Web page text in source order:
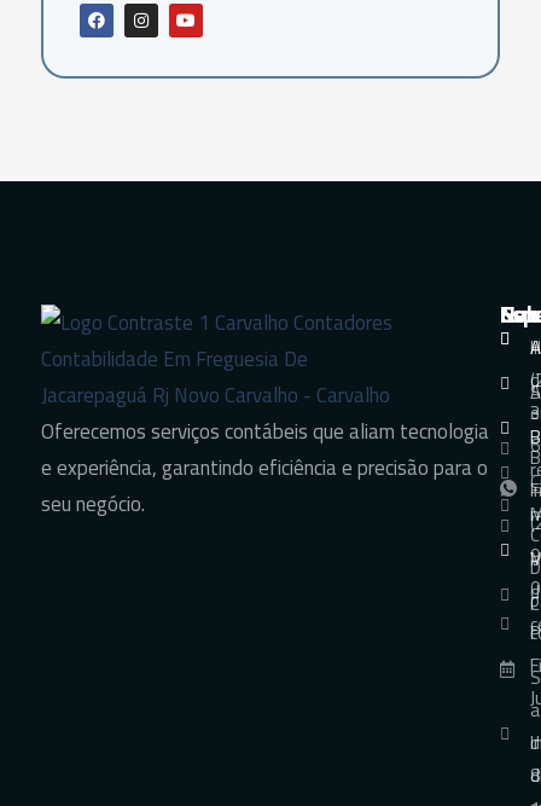
Oferecemos serviços contábeis que aliam tecnologia
e experiência, garantindo eficiência e precisão para o
seu negócio.